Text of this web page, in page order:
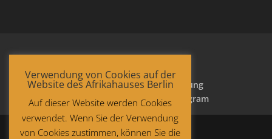
Startseite
Datenschutzerklärung
Impressum
Facebook Instagram
Verwendung von Cookies auf der
Website des Afrikahauses Berlin
Auf dieser Website werden Cookies
verwendet. Wenn Sie der Verwendung
von Cookies zustimmen, können Sie die